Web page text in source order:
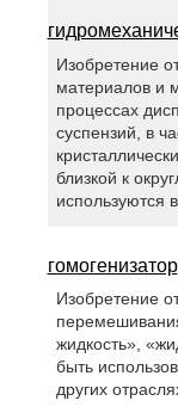
Изобретение
материалов и
процессах
суспензий, в
близкой к
используются
гомогенизатор
Изобретение
жидкость»,
быть
других